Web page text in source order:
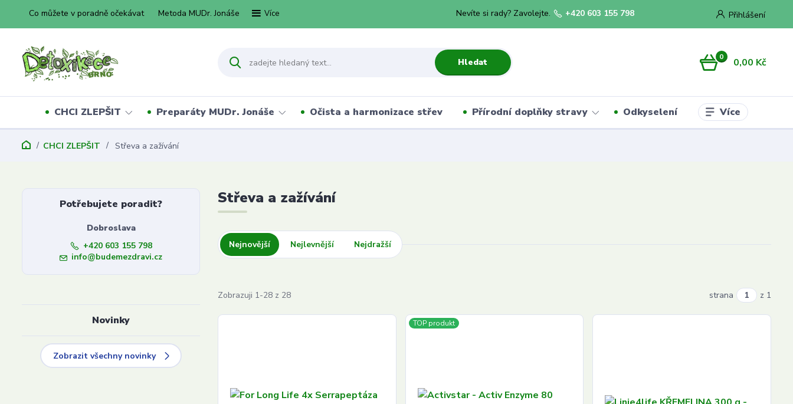
Co můžete v poradně očekávat Metoda MUDr. Jonáše Více Přihlášení
Hledat
Nevíte si rady? Zavolejte. +420 603 155 798
0 0,00 Kč
CHCI ZLEPŠIT Preparáty MUDr. Jonáše Očista a harmonizace střev Přírodní doplňky stravy Odkyselení Více
CHCI ZLEPŠIT Střeva a zažívání
Střeva a zažívání
Nejnovější Nejlevnější Nejdražší
Zobrazuji 1-28 z 28 strana z 1
TOP produkt
Potřebujete poradit?
Dobroslava
+420 603 155 798
info@budemezdravi.cz
Novinky
Zobrazit všechny novinky